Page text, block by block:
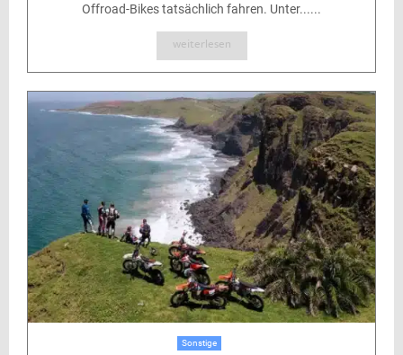
Offroad-Bikes tatsächlich fahren. Unter......
weiterlesen
Sonstige